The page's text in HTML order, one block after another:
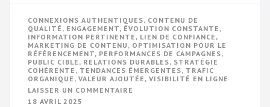
CONNEXIONS AUTHENTIQUES, CONTENU DE
QUALITÉ , ENGAGEMENT, ÉVOLUTION CONSTANTE ,
INFORMATION PERTINENTE , LIEN DE CONFIANCE ,
MARKETING DE CONTENU , OPTIMISATION POUR LE
RÉFÉRENCEMENT, PERFORMANCES DE CAMPAGNES,
PUBLIC CIBLE , RELATIONS DURABLES, STRATÉGIE
COHÉRENTE , TENDANCES ÉMERGENTES, TRAFIC
ORGANIQUE , VALEUR AJOUTÉE , VISIBILITÉ EN LIGNE
LAISSER UN COMMENTAIRE
18 AVRIL 2025